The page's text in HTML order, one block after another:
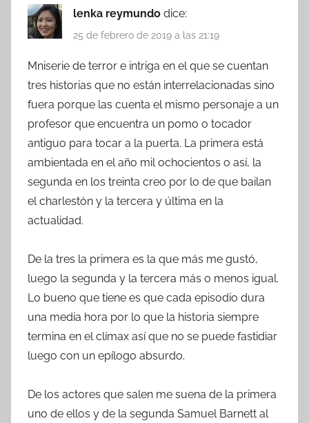
lenka reymundo dice:
25 de febrero de 2019 a las 21:19
Mniserie de terror e intriga en el que se cuentan
tres historias que no están interrelacionadas sino
fuera porque las cuenta el mismo personaje a un
profesor que encuentra un pomo o tocador
antiguo para tocar a la puerta. La primera está
ambientada en el año mil ochocientos o así, la
segunda en los treinta creo por lo de que bailan
el charlestón y la tercera y última en la
actualidad.
De la tres la primera es la que más me gustó,
luego la segunda y la tercera más o menos igual.
Lo bueno que tiene es que cada episodio dura
una media hora por lo que la historia siempre
termina en el clímax así que no se puede fastidiar
luego con un epílogo absurdo.
De los actores que salen me suena de la primera
uno de ellos y de la segunda Samuel Barnett al